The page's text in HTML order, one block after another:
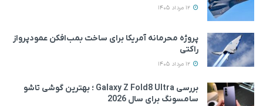
پروژه محرمانه آمریکا برای ساخت بمب‌افکن عمودپرواز
راکتی
بررسی Galaxy Z Fold8 Ultra ؛ بهترین گوشی تاشو
سامسونگ برای سال 2026